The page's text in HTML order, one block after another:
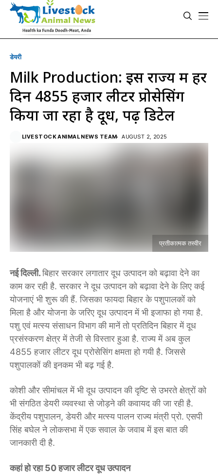
डेयरी
Milk Production: इस राज्य में हर
दिन 4855 हजार लीटर प्रोसेसिंग
किया जा रहा है दूध, पढ़ें डिटेल
LIVESTOCK ANIMAL NEWS TEAM AUGUST 2, 2025
प्रतीकात्मक तस्वीर
नई दिल्ली.बिहार सरकार लगातार दूध उत्पादन को बढ़ावा देने का
काम कर रही है. सरकार ने दूध उत्पादन को बढ़ावा देने के लिए कई
योजनाएं भी शुरू की हैं. जिसका फायदा बिहार के पशुपालकों को
मिला है और योजना के जरिए दूध उत्पादन में भी इजाफा हो गया है.
पशु एवं मत्स्य संसाधन विभाग की मानें तो प्रतिदिन बिहार में दूध
प्रसंस्करण क्षेत्र में तेजी से विस्तार हुआ है. राज्य में अब कुल
4855 हजार लीटर दूध प्रोसेसिंग क्षमता हो गयी है. जिससे
पशुपालकों की इनकम भी बढ़ गई है.
कोशी और सीमांचल में भी दूध उत्पादन की दृष्टि से उभरते क्षेत्रों को
भी संगठित डेयरी व्यवस्था से जोड़ने की कवायद की जा रही है.
केंद्रीय पशुपालन, डेयरी और मत्स्य पालन राज्य मंत्री प्रो. एसपी
सिंह बघेल ने लोकसभा में एक सवाल के जवाब में इस बात की
जानकारी दी है.
कहां हो रहा 50 हजार लीटर दूध उत्पादन